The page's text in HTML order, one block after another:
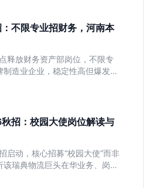
不限专业招财务，河南本
释放财务资产部岗位，不限专
造业企业，稳定性高但爆发涨
积累工业场景经验的应届生。
招：校园大使岗位解读与
启动，核心招募“校园大使”而非
瑞典物流巨头在华业务、岗位
的竞争逻辑，助你判断是否值